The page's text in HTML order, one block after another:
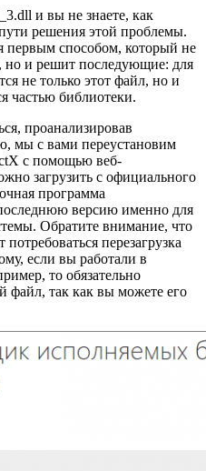
и вы не знаете, как
решения этой проблемы.
первым способом, который не
но и решит последующие: для
не только этот файл, но и
частью библиотеки.
проанализировав
мы с вами переустановим
с помощью веб-
загрузить с официального
программа
версию именно для
Обратите внимание, что
перезагрузка
если вы работали в
то обязательно
файл, так как вы можете его